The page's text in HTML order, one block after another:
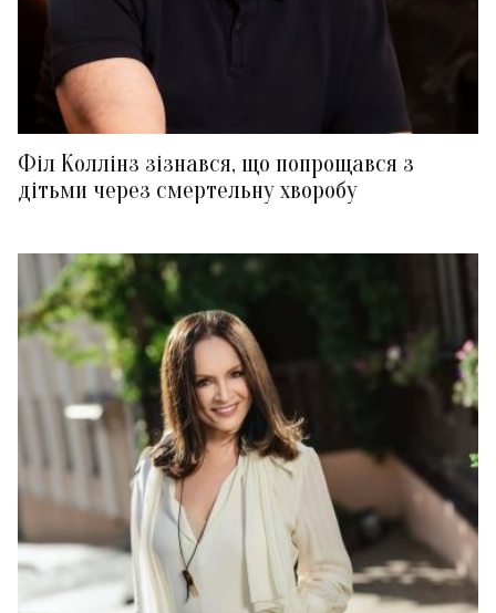
Філ Коллінз зізнався, що попрощався з
дітьми через смертельну хворобу